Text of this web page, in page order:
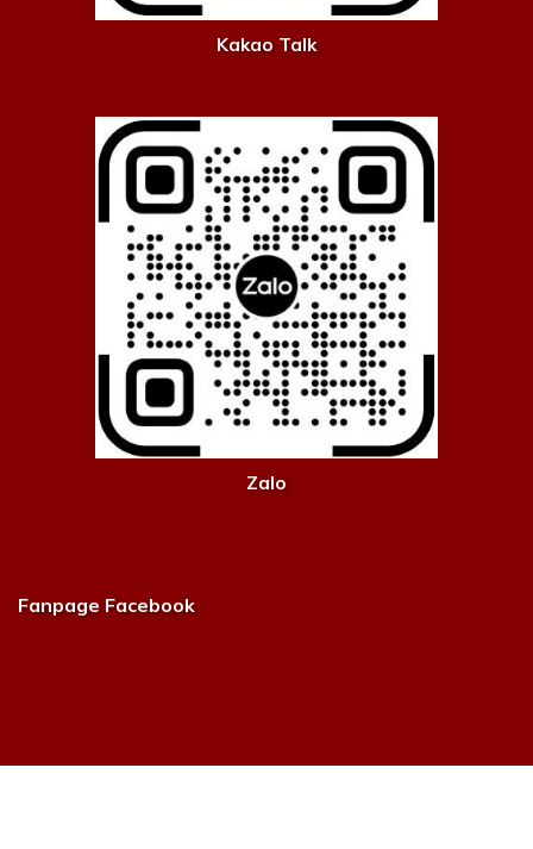
Kakao Talk
Zalo
Fanpage Facebook